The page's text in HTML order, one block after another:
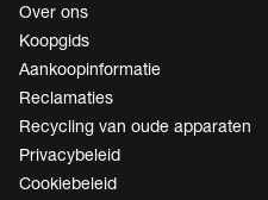
Over ons
Koopgids
Aankoopinformatie
Reclamaties
Recycling van oude apparaten
Privacybeleid
Cookiebeleid